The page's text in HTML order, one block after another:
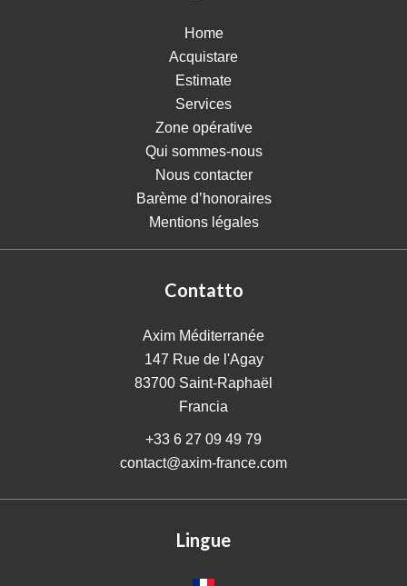
Home
Acquistare
Estimate
Services
Zone opérative
Qui sommes-nous
Nous contacter
Barème d’honoraires
Mentions légales
Contatto
Axim Méditerranée
147 Rue de l'Agay
83700 Saint-Raphaël
Francia
+33 6 27 09 49 79
contact@axim-france.com
Lingue